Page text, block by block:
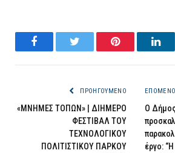
FacebookTwitter Pinterest
ΠΡΟΗΓΟΎΜΕΝΟ
«ΜΝΗΜΕΣ ΤΟΠΩΝ» | ΔΙΗΜΕΡΟ
ΦΕΣΤΙΒΑΛ ΤΟΥ
ΤΕΧΝΟΛΟΓΙΚΟΥ
ΠΟΛΙΤΙΣΤΙΚΟΥ ΠΑΡΚΟΥ
ΕΠΌΜΕΝΟ
Ο
έργο: